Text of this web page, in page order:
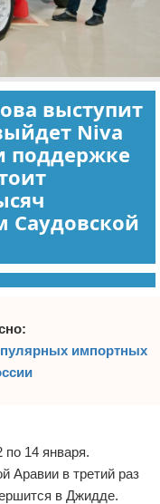
выступит
Niva
поддержке
Саудовской
импортных
14 января.
Аравии в третий раз
в Джидде.